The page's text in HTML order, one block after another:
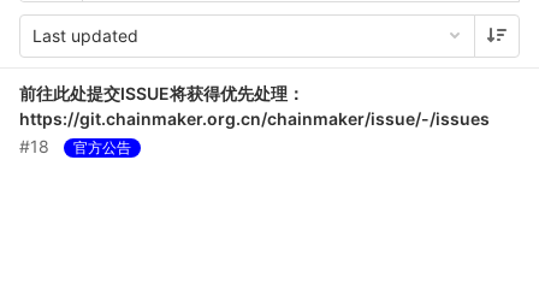
Last updated
前往此处提交ISSUE将获得优先处理：
https://git.chainmaker.org.cn/chainmaker/issue/-/issues
#18
官方公告